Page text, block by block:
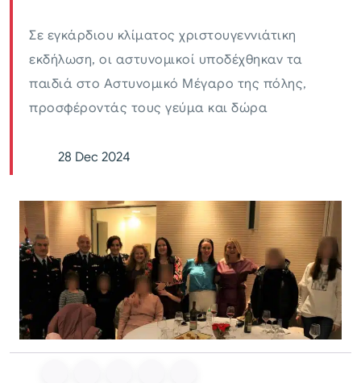
Σε εγκάρδιου κλίματος χριστουγεννιάτικη
εκδήλωση, οι αστυνομικοί υποδέχθηκαν τα
παιδιά στο Αστυνομικό Μέγαρο της πόλης,
προσφέροντάς τους γεύμα και δώρα
28 Dec 2024